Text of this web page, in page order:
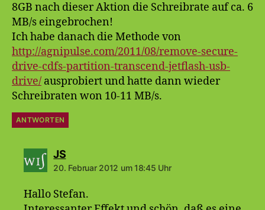
8GB nach dieser Aktion die Schreibrate auf ca. 6
MB/s eingebrochen!
Ich habe danach die Methode von
http://agnipulse.com/2011/08/remove-secure-
drive-cdfs-partition-transcend-jetflash-usb-
drive/ ausprobiert und hatte dann wieder
Schreibraten won 10-11 MB/s.
ANTWORTEN
JSsagt:
20. Februar 2012 um 18:45 Uhr
Hallo Stefan.